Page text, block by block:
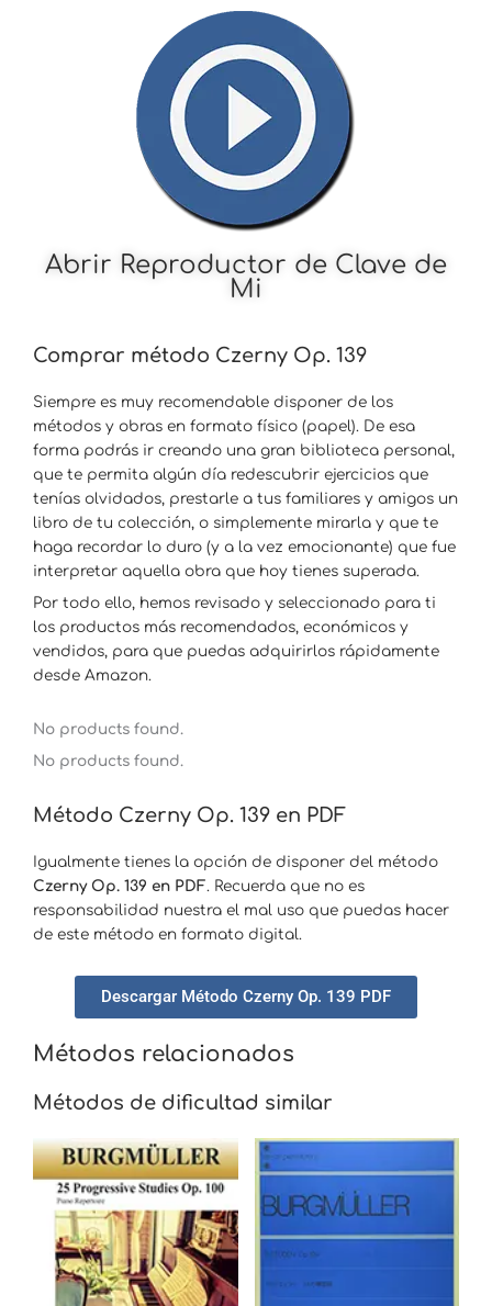
Abrir Reproductor de Clave de
Mi
Comprar método Czerny Op. 139
Siempre es muy recomendable disponer de los
métodos y obras en formato físico (papel). De esa
forma podrás ir creando una gran biblioteca personal,
que te permita algún día redescubrir ejercicios que
tenías olvidados, prestarle a tus familiares y amigos un
libro de tu colección, o simplemente mirarla y que te
haga recordar lo duro (y a la vez emocionante) que fue
interpretar aquella obra que hoy tienes superada.
Por todo ello, hemos revisado y seleccionado para ti
los productos más recomendados, económicos y
vendidos, para que puedas adquirirlos rápidamente
desde Amazon.
No products found.
No products found.
Método Czerny Op. 139 en PDF
Igualmente tienes la opción de disponer del método
Czerny Op. 139 en PDF. Recuerda que no es
responsabilidad nuestra el mal uso que puedas hacer
de este método en formato digital.
Descargar Método Czerny Op. 139 PDF
Métodos relacionados
Métodos de dificultad similar